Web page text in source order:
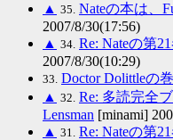
▲ 35. Nateの本は、
2007/8/30(17:56)
▲ 34. Re: Nateの第
2007/8/30(10:29)
33. Doctor Dolittleの
▲ 32. Re: 多読完全
Lensman [minami]
▲ 31. Re: Nateの第